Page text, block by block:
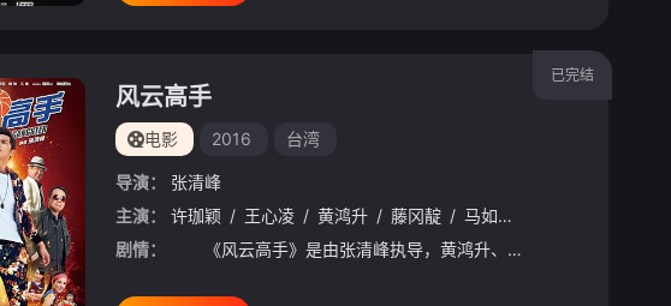
林恒 / 莫莉 王宣 曾莞婷 / 黄明志 / Namewee / 吴仲强 / 谢佐妮
已完结
风云高手
电影 2016 台湾
导演：
张清峰
主演：
许珈颖 / 王心凌 / 黄鸿升 / 藤冈靛 / 马如龙
剧情：
《风云高手》是由张清峰执导，黄鸿升、王心凌主演的篮球题材喜剧电影。影片讲述了一位废材教练带领一群漂亮女篮球队员，经过一番魔鬼训练，突破重围迈向胜利的过程。预计2016年2月上映。